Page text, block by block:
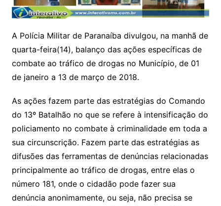
A Polícia Militar de Paranaíba divulgou, na manhã de
quarta-feira(14), balanço das ações específicas de
combate ao tráfico de drogas no Município, de 01
de janeiro a 13 de março de 2018.
As ações fazem parte das estratégias do Comando
do 13º Batalhão no que se refere à intensificação do
policiamento no combate à criminalidade em toda a
sua circunscrição. Fazem parte das estratégias as
difusões das ferramentas de denúncias relacionadas
principalmente ao tráfico de drogas, entre elas o
número 181, onde o cidadão pode fazer sua
denúncia anonimamente, ou seja, não precisa se